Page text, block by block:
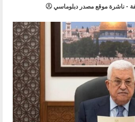
- ناشرة موقع مصدر دبلوماسي